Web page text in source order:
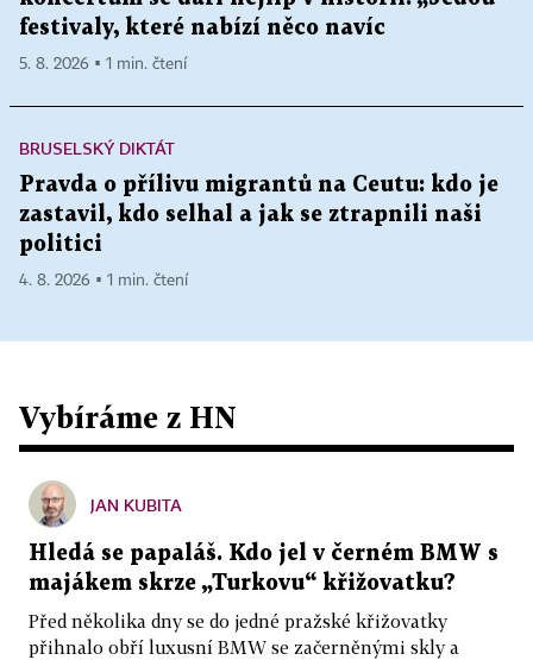
festivaly, které nabízí něco navíc
5. 8. 2026 ▪ 1 min. čtení
BRUSELSKÝ DIKTÁT
Pravda o přílivu migrantů na Ceutu: kdo je
zastavil, kdo selhal a jak se ztrapnili naši
politici
4. 8. 2026 ▪ 1 min. čtení
Vybíráme z HN
JAN KUBITA
Hledá se papaláš. Kdo jel v černém BMW s
majákem skrze „Turkovu“ křižovatku?
Před několika dny se do jedné pražské křižovatky
přihnalo obří luxusní BMW se začerněnými skly a